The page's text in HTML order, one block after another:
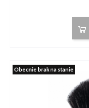
Obecnie brak na stanie